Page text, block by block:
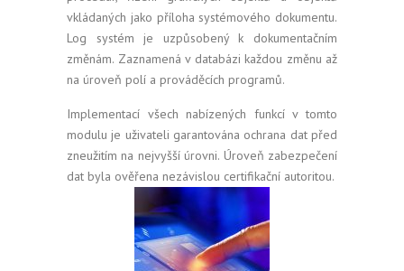
vkládaných jako příloha systémového dokumentu.
Log systém je uzpůsobený k dokumentačním
změnám. Zaznamená v databázi každou změnu až
na úroveň polí a prováděcích programů.
Implementací všech nabízených funkcí v tomto
modulu je uživateli garantována ochrana dat před
zneužitím na nejvyšší úrovni. Úroveň zabezpečení
dat byla ověřena nezávislou certifikační autoritou.